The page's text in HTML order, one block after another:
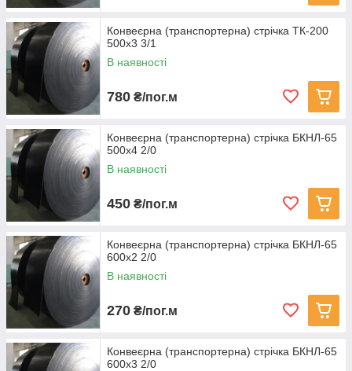
Конвеєрна (транспортерна) стрічка ТК-200
500х3 3/1
В наявності
780 ₴/пог.м
Конвеєрна (транспортерна) стрічка БКНЛ-65
500х4 2/0
В наявності
450 ₴/пог.м
Конвеєрна (транспортерна) стрічка БКНЛ-65
600х2 2/0
В наявності
270 ₴/пог.м
Конвеєрна (транспортерна) стрічка БКНЛ-65
600х3 2/0